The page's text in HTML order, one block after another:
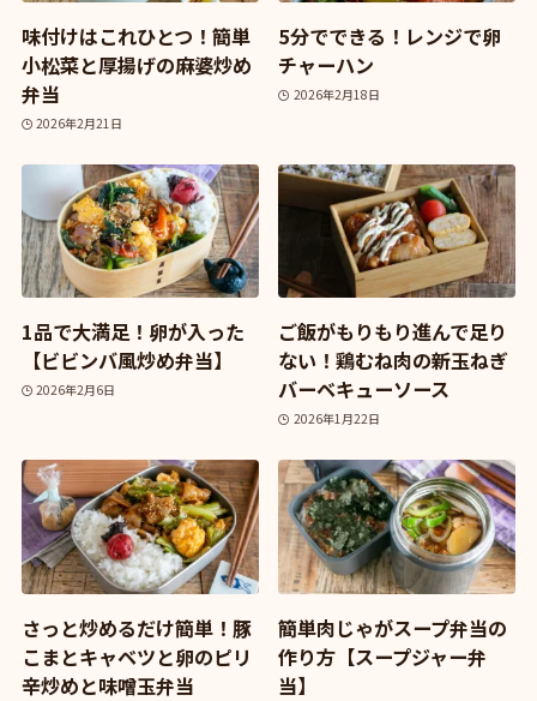
味付けはこれひとつ！簡単
小松菜と厚揚げの麻婆炒め
弁当
2026年2月21日
5分でできる！レンジで卵
チャーハン
2026年2月18日
1品で大満足！卵が入った
【ビビンバ風炒め弁当】
2026年2月6日
ご飯がもりもり進んで足り
ない！鶏むね肉の新玉ねぎ
バーベキューソース
2026年1月22日
さっと炒めるだけ簡単！豚
こまとキャベツと卵のピリ
辛炒めと味噌玉弁当
簡単肉じゃがスープ弁当の
作り方【スープジャー弁
当】